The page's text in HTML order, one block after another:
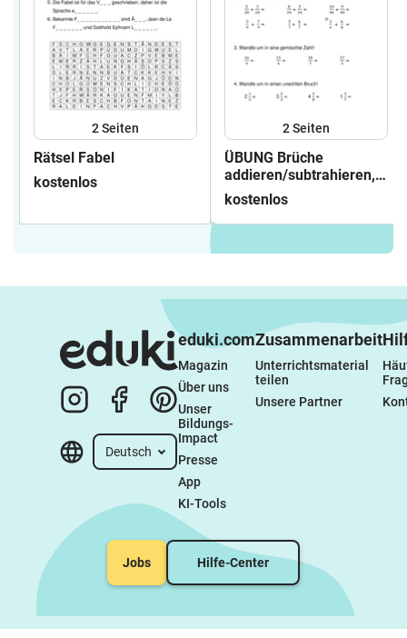
2Seiten
Rätsel Fabel
kostenlos
2Seiten
ÜBUNG Brüche
addieren/subtrahieren,
gemischte Zahlen
kostenlos
Deutsch
eduki.com
Magazin
Über uns
Unser
Bildungs-
Impact
Presse
App
KI-Tools
Zusammenarbeit
Unterrichtsmaterial
teilen
Unsere Partner
Jobs Hilfe-Center